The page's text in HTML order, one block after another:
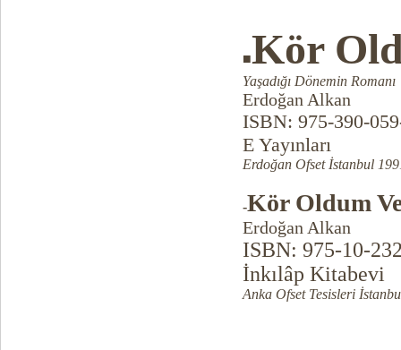
■Kör
Yaşadığı Dönemin Romanı
Erdoğan Alkan
ISBN: 975-390-
E Yayınları
Erdoğan Ofset İstanbul
-Kör Oldum
Erdoğan Alkan
ISBN: 975-10-
İnkılâp Kitabevi
Anka Ofset Tesisleri